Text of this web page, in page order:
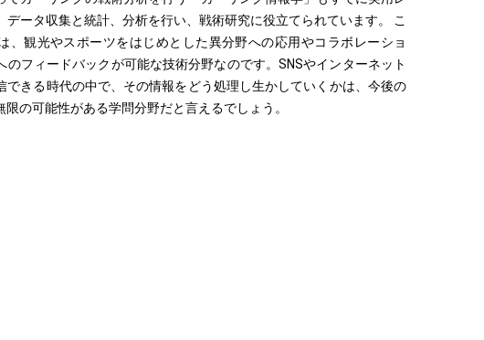
データ収集と統計、分析を行い、戦術研究に役立てられています。 こ
、観光やスポーツをはじめとした異分野への応用やコラボレーショ
のフィードバックが可能な技術分野なのです。SNSやインターネット
できる時代の中で、その情報をどう処理し生かしていくかは、今後の
の可能性がある学問分野だと言えるでしょう。